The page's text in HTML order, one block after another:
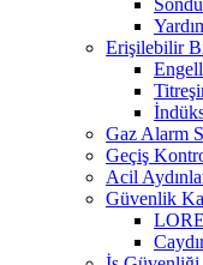
Erişilebilir
Gaz Alarm
Geçiş
Acil
Güvenlik